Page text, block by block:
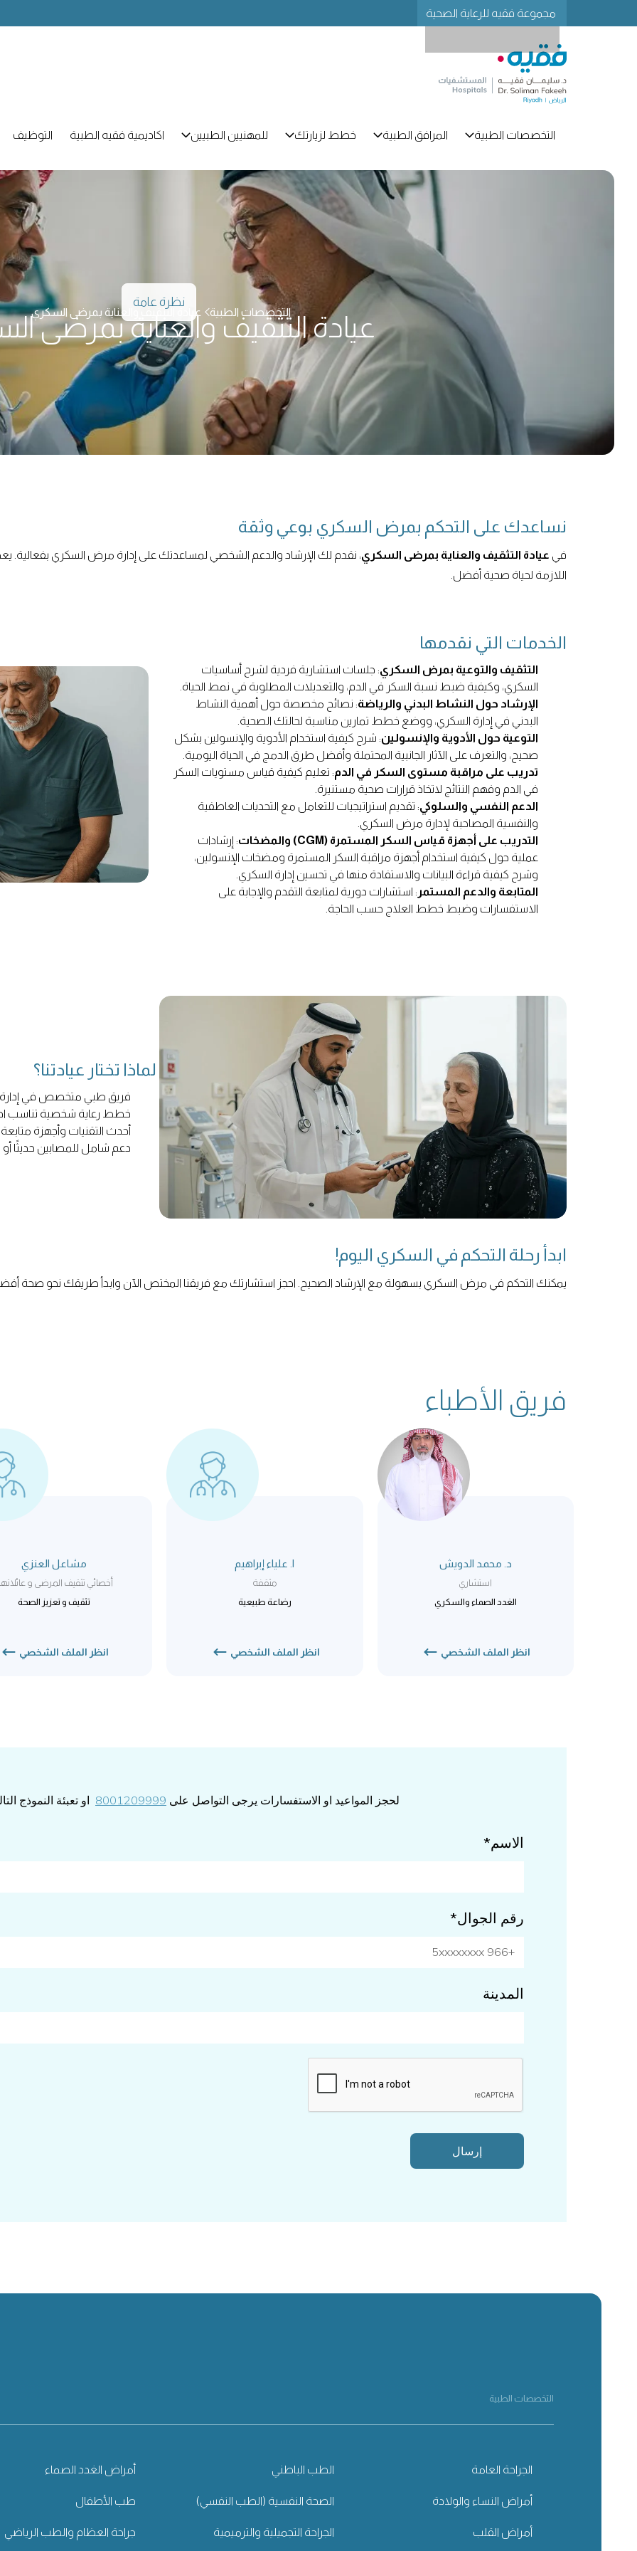
مجموعة فقيه للرعاية الصحية
التخصصات الطبية المرافق الطبية خطط لزيارتك للمهنيين الطبيين اكاديمية فقيه الطبية التوظيف
نظرة عامة
عيادة التثقيف والعناية بمرضى
التخصصات الطبية عيادة التثقيف والعناية بمرضى السكري
نساعدك على التحكم بمرض السكري بوعي وثقة
في عيادة التثقيف والعناية بمرضى السكري، نقدم لك الإرشاد والدعم الشخصي لمساعدتك على إدارة مرض السكري بفعالية.
اللازمة لحياة صحية أفضل.
الخدمات التي نقدمها
التثقيف والتوعية بمرض السكري: جلسات استشارية فردية لشرح أساسيات
السكري، وكيفية ضبط نسبة السكر في الدم، والتعديلات المطلوبة في نمط الحياة.
الإرشاد حول النشاط البدني والرياضة: نصائح مخصصة حول أهمية النشاط
البدني في إدارة السكري، ووضع خطط تمارين مناسبة لحالتك الصحية.
التوعية حول الأدوية والإنسولين: شرح كيفية استخدام الأدوية والإنسولين بشكل
صحيح، والتعرف على الآثار الجانبية المحتملة وأفضل طرق الدمج في الحياة اليومية.
تدريب على مراقبة مستوى السكر في الدم: تعليم كيفية قياس مستويات السكر
في الدم وفهم النتائج لاتخاذ قرارات صحية مستنيرة.
الدعم النفسي والسلوكي: تقديم استراتيجيات للتعامل مع التحديات العاطفية
والنفسية المصاحبة لإدارة مرض السكري.
التدريب على أجهزة قياس السكر المستمرة (CGM) والمضخات
: إرشادات
عملية حول كيفية استخدام أجهزة مراقبة السكر المستمرة ومضخات الإنسولين،
وشرح كيفية قراءة البيانات والاستفادة منها في تحسين إدارة السكري.
المتابعة والدعم المستمر : استشارات دورية لمتابعة التقدم والإجابة على
الاستفسارات وضبط خطط العلاج حسب الحاجة.
لماذا تختار عيادتنا؟
فريق طبي متخصص في
خطط رعاية شخصية تناسب
أحدث التقنيات وأجهزة
دعم شامل للمصابين حديثًا
ابدأ رحلة التحكم في السكري اليوم!
يمكنك التحكم في مرض السكري بسهولة مع الإرشاد الصحيح. احجز استشارتك مع فريقنا المختص الآن وابدأ طريقك نحو صحة
فريق الأطباء
مشاعل العنزي
أخصائي تثقيف المرضى و
تثقيف و تعزيز الصحة
انظر الملف الشخصي
ا. علياء إبراهيم
مثقفة
رضاعة طبيعية
انظر الملف الشخصي
د. محمد الدويش
استشاري
الغدد الصماء والسكري
انظر الملف الشخصي
لحجز المواعيد او الاستفسارات يرجى التواصل على 8001209999 او تعبئة النموذج
الاسم*
رقم الجوال*
المدينة
التخصصات الطبية
الجراحة العامة الطب الباطني أمراض الغدد الصماء
أمراض النساء والولادة الصحة النفسية (الطب النفسي) طب الأطفال
أمراض القلب الجراحة التجميلية والترميمية جراحة العظام والطب الرياضي